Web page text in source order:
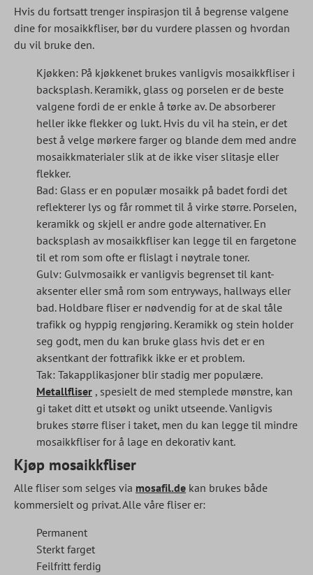
Hvis du fortsatt trenger inspirasjon til å begrense valgene
dine for mosaikkfliser, bør du vurdere plassen og hvordan
du vil bruke den.
Kjøkken: På kjøkkenet brukes vanligvis mosaikkfliser i
backsplash. Keramikk, glass og porselen er de beste
valgene fordi de er enkle å tørke av. De absorberer
heller ikke flekker og lukt. Hvis du vil ha stein, er det
best å velge mørkere farger og blande dem med andre
mosaikkmaterialer slik at de ikke viser slitasje eller
flekker.
Bad: Glass er en populær mosaikk på badet fordi det
reflekterer lys og får rommet til å virke større. Porselen,
keramikk og skjell er andre gode alternativer. En
backsplash av mosaikkfliser kan legge til en fargetone
til et rom som ofte er flislagt i nøytrale toner.
Gulv: Gulvmosaikk er vanligvis begrenset til kant-
aksenter eller små rom som entryways, hallways eller
bad. Holdbare fliser er nødvendig for at de skal tåle
trafikk og hyppig rengjøring. Keramikk og stein holder
seg godt, men du kan bruke glass hvis det er en
aksentkant der fottrafikk ikke er et problem.
Tak: Takapplikasjoner blir stadig mer populære.
Metallfliser , spesielt de med stemplede mønstre, kan
gi taket ditt et utsøkt og unikt utseende. Vanligvis
brukes større fliser i taket, men du kan legge til mindre
mosaikkfliser for å lage en dekorativ kant.
Kjøp mosaikkfliser
Alle fliser som selges via mosafil.de kan brukes både
kommersielt og privat. Alle våre fliser er:
Permanent
Sterkt farget
Feilfritt ferdig